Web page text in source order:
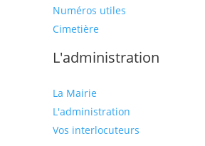
Numéros utiles
Cimetière
L'administration
La Mairie
L'administration
Vos interlocuteurs